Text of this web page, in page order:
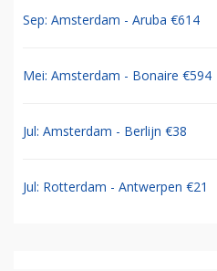
Sep: Amsterdam - Aruba €614
Mei: Amsterdam - Bonaire €594
Jul: Amsterdam - Berlijn €38
Jul: Rotterdam - Antwerpen €21